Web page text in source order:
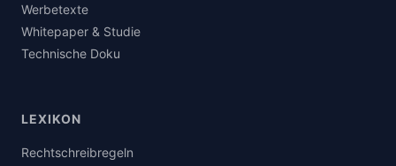
Werbetexte
Whitepaper & Studie
Technische Doku
LEXIKON
Rechtschreibregeln